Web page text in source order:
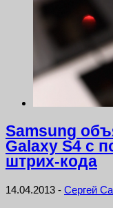
Samsung
Galaxy S4 с
штрих-кода
14.04.2013 - Сергей